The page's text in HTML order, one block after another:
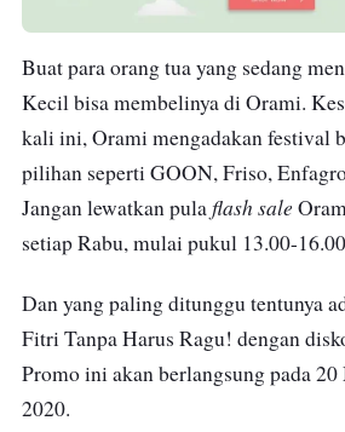
Buat para orang tua yang sedang
Kecil bisa membelinya di Orami.
kali ini, Orami mengadakan festival
pilihan seperti GOON, Friso,
Jangan lewatkan pulaflash sale
setiap Rabu, mulai pukul 13.00-
Dan yang paling ditunggu tentunya
Fitri Tanpa Harus Ragu! dengan
Promo ini akan berlangsung pada
2020.